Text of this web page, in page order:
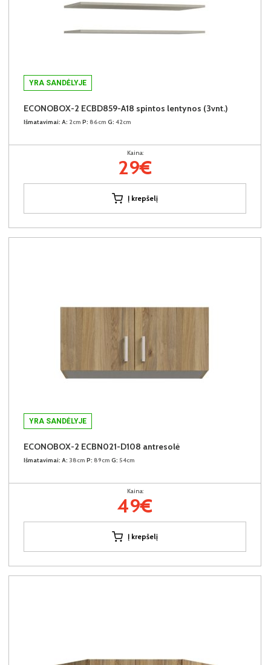
YRA SANDĖLYJE
ECONOBOX-2 ECBD859-A18 spintos lentynos (3vnt.)
Išmatavimai: A: 2cm P: 86cm G: 42cm
Kaina:
29€
Į krepšelį
YRA SANDĖLYJE
ECONOBOX-2 ECBN021-D108 antresolė
Išmatavimai: A: 38cm P: 89cm G: 54cm
Kaina:
49€
Į krepšelį